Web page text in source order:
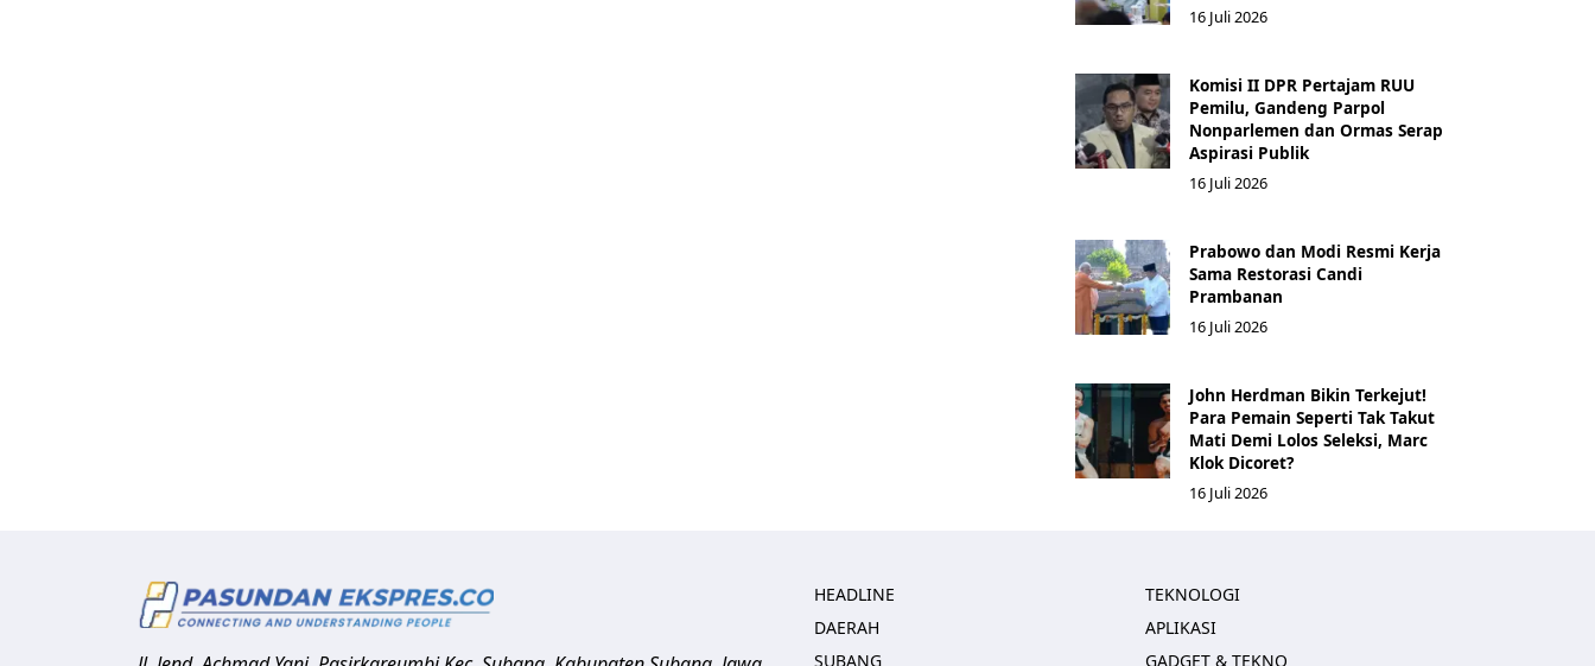
16 Juli 2026
Komisi II DPR Pertajam RUU
Pemilu, Gandeng Parpol
Nonparlemen dan Ormas Serap
Aspirasi Publik
16 Juli 2026
Prabowo dan Modi Resmi Kerja
Sama Restorasi Candi
Prambanan
16 Juli 2026
John Herdman Bikin Terkejut!
Para Pemain Seperti Tak Takut
Mati Demi Lolos Seleksi, Marc
Klok Dicoret?
16 Juli 2026
HEADLINE
DAERAH
SUBANG
TEKNOLOGI
APLIKASI
GADGET & TEKNO